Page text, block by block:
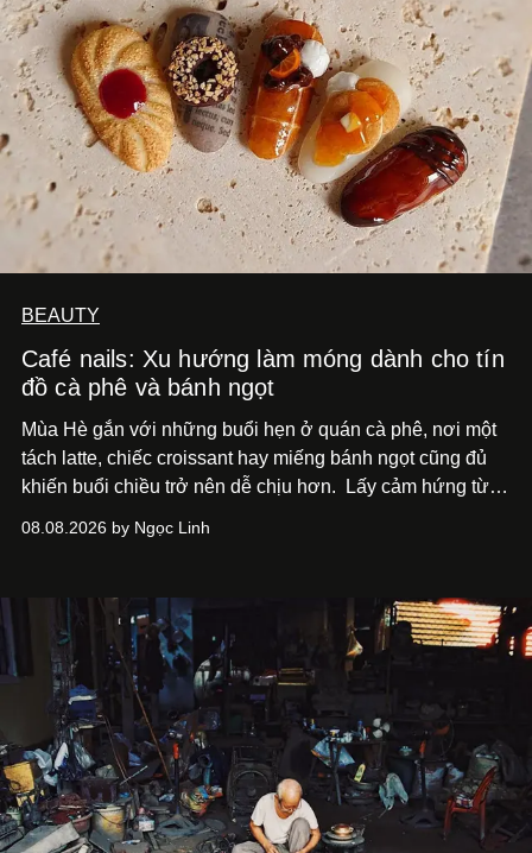
BEAUTY
Café nails: Xu hướng làm móng dành cho tín
đồ cà phê và bánh ngọt
Mùa Hè gắn với những buổi hẹn ở quán cà phê, nơi một
tách latte, chiếc croissant hay miếng bánh ngọt cũng đủ
khiến buổi chiều trở nên dễ chịu hơn.
Lấy cảm hứng từ
sử dụng bảng màu nâu sữa, kem, trắng ngà cùng những
quán cà phê. Dưới đây là những mẫu nail được yêu thích
nhất của xu hướng này.
08.08.2026 by Ngọc Linh